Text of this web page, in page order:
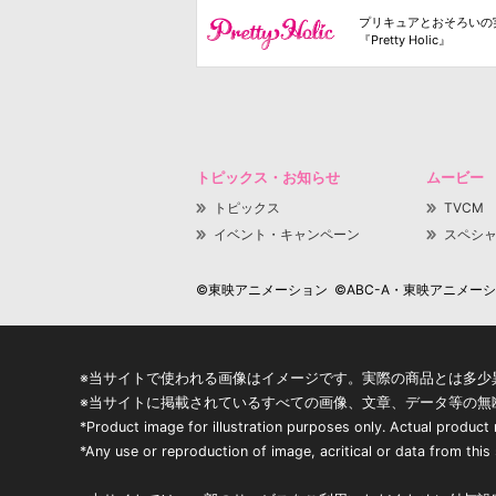
プリキュアとおそろい
『Pretty Holic』
トピックス・お知らせ
トピックス
イベント・キャンペーン
ムービー
TVCM
スペシ
©東映アニメーション ©ABC-A・東映アニメ
※当サイトで使われる画像はイメージです。実際の商品とは多
※当サイトに掲載されているすべての画像、文章、データ等の
*Product image for illustration purposes only. Actual product
*Any use or reproduction of image, acritical or data from this